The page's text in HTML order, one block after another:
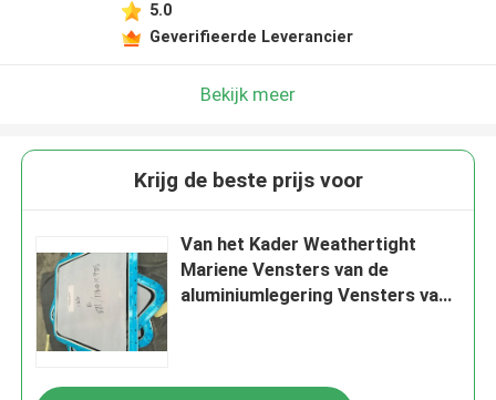
5.0
Geverifieerde Leverancier
Bekijk meer
Krijg de beste prijs voor
Van het Kader Weathertight
Mariene Vensters van de
aluminiumlegering Vensters van